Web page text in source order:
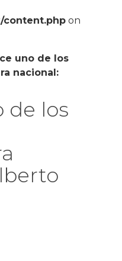
content.phpon
uno de los
nacional:
de los